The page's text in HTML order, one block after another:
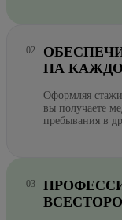
НА
Оформляя
вы получаете
пребывания в